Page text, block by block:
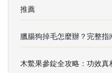
推薦
臘腸狗掉毛怎麼辦？完整指
木鱉果參錠全攻略：功效